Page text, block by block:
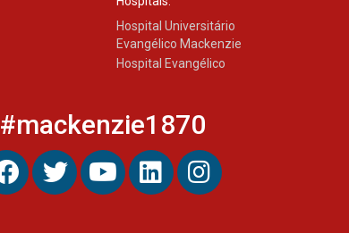
Hospital Universitário
Evangélico Mackenzie
Hospital Evangélico
#mackenzie1870